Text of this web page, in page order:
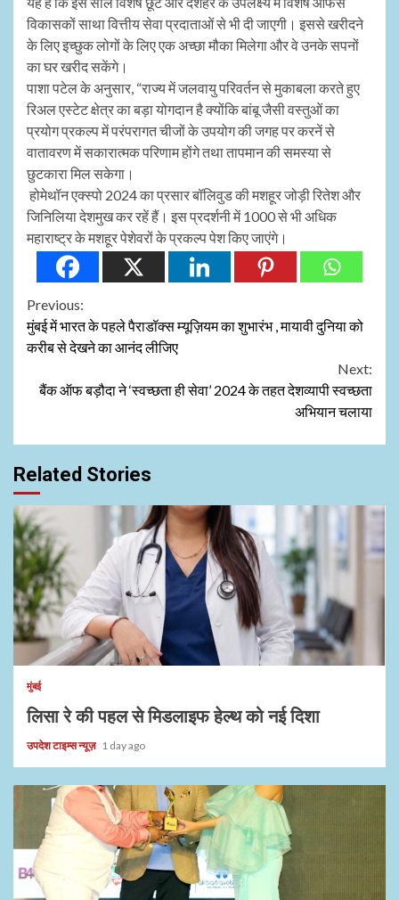
विकासकों साथा वित्तीय सेवा प्रदाताओं से भी दी जाएगी। इससे खरीदने
के लिए इच्छुक लोगों के लिए एक अच्छा मौका मिलेगा और वे उनके सपनों
का घर खरीद सकेंगे।
पाशा पटेल के अनुसार, “राज्य में जलवायु परिवर्तन से मुकाबला करते हुए
रिअल एस्टेट क्षेत्र का बड़ा योगदान है क्योंकि बांबू जैसी वस्तुओं का
प्रयोग प्रकल्प में परंपरागत चीजों के उपयोग की जगह पर करनें से
वातावरण में सकारात्मक परिणाम होंगे तथा तापमान की समस्या से
छुटकारा मिल सकेगा।
होमेथॉन एक्स्पो 2024 का प्रसार बॉलिवुड की मशहूर जोड़ी रितेश और
जिनिलिया देशमुख कर रहें हैं। इस प्रदर्शनी में 1000 से भी अधिक
महाराष्ट्र के मशहूर पेशेवरों के प्रकल्प पेश किए जाएंगे।
Continue
Reading
Previous:
मुंबई में भारत के पहले पैराडॉक्स म्यूज़ियम का शुभारंभ , मायावी दुनिया को
करीब से देखने का आनंद लीजिए
Next:
बैंक ऑफ बड़ौदा ने ‘स्वच्छता ही सेवा’ 2024 के तहत देशव्यापी स्वच्छता
अभियान चलाया
Related Stories
1 min read
मुंबई
लिसा रे की पहल से मिडलाइफ हेल्थ को नई दिशा
उपदेश टाइम्स न्यूज़ 1 day ago